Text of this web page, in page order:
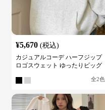
¥5,670 (税込)
カジュアルコーデ ハーフジップ
ロゴスウェット ゆったりビッグ
全2色